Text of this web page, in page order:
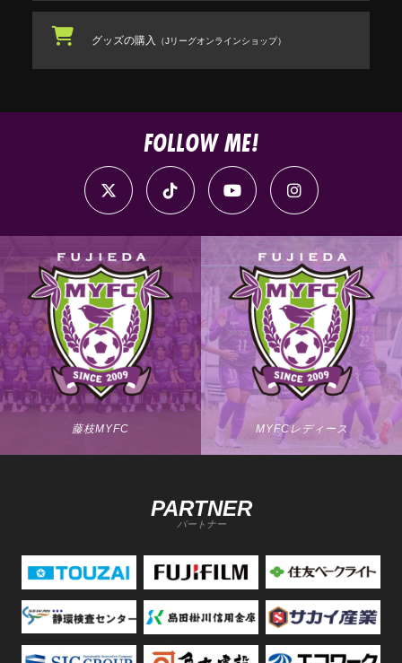
グッズの購入 （Jリーグオンラインショップ）
FOLLOW ME!
藤枝MYFC MYFCレディース
PARTNER
パートナー